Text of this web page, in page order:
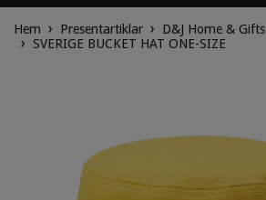
Hem Presentartiklar D&J Home & Gifts
SVERIGE BUCKET HAT ONE-SIZE